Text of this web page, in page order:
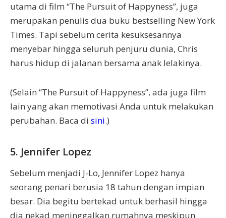
utama di film “The Pursuit of Happyness”, juga
merupakan penulis dua buku bestselling New York
Times. Tapi sebelum cerita kesuksesannya
menyebar hingga seluruh penjuru dunia, Chris
harus hidup di jalanan bersama anak lelakinya.
(Selain “The Pursuit of Happyness”, ada juga film
lain yang akan memotivasi Anda untuk melakukan
perubahan. Baca di sini.)
5. Jennifer Lopez
Sebelum menjadi J-Lo, Jennifer Lopez hanya
seorang penari berusia 18 tahun dengan impian
besar. Dia begitu bertekad untuk berhasil hingga
dia nekad meninggalkan rumahnya meskipun